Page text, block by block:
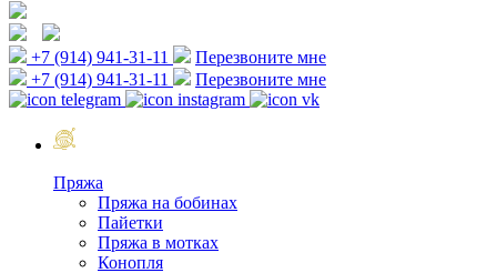
+7 (914) 941-31-11
Перезвоните мне
+7 (914) 941-31-11
Перезвоните мне
Пряжа
Пряжа на бобинах
Пайетки
Пряжа в мотках
Конопля